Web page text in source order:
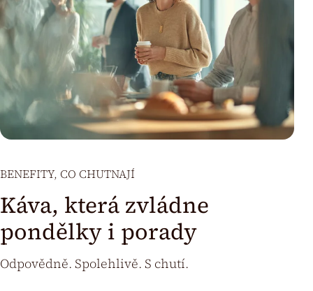
BENEFITY, CO CHUTNAJÍ
Káva, která zvládne
pondělky i porady
Odpovědně. Spolehlivě. S chutí.